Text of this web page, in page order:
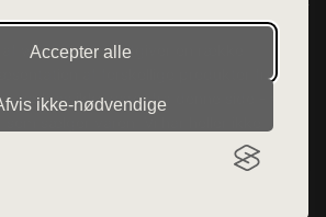
Accepter alle
ikke‑nødvendige
af want.dk, der udgiver en række
af forskellige produkter fra
sælges ikke varer fra denne side - vi
som sælger varen. Vi har heller ikke